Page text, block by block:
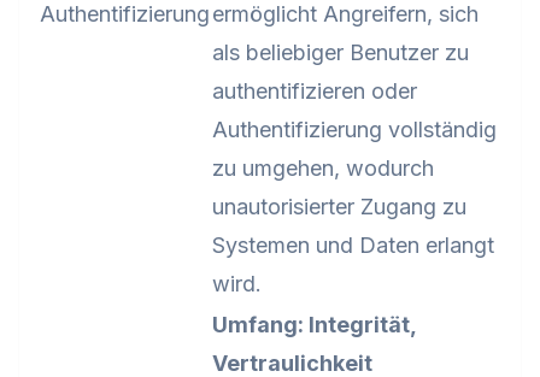
Authentifizierungermöglicht Angreifern, sich
als beliebiger Benutzer zu
authentifizieren oder
Authentifizierung vollständig
zu umgehen, wodurch
unautorisierter Zugang zu
Systemen und Daten erlangt
wird.
Umfang: Integrität,
Vertraulichkeit